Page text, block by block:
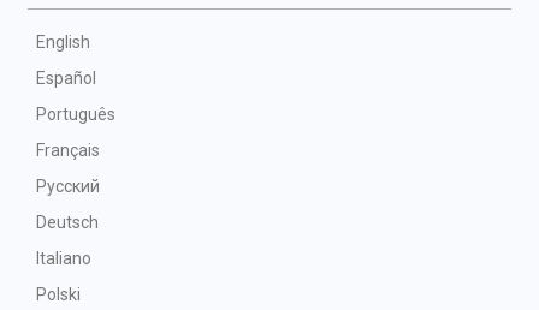
English
Español
Português
Français
Русский
Deutsch
Italiano
Polski